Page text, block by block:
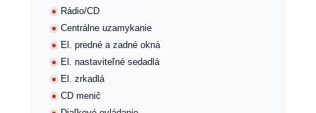
Rádio/CD
Centrálne uzamykanie
El. predné a zadné okná
El. nastaviteľné sedadlá
El. zrkadlá
CD menič